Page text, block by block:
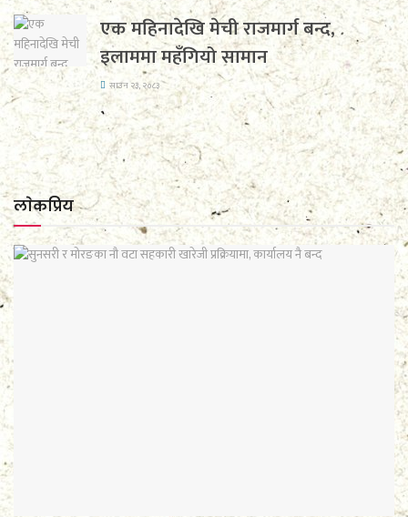
एक महिनादेखि मेची राजमार्ग बन्द,
इलाममा महँगियो सामान
साउन २३, २०८३
लाेकप्रिय